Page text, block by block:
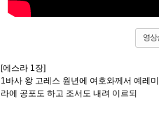
영상
[에스라 1장]
1바사 왕 고레스 원년에 여호와께서 예레
라에 공포도 하고 조서도 내려 이르되